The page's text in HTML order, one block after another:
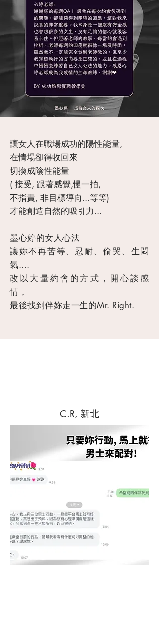
讓女人在職場成功的陽性能量,
在情場卻得收回來
切換成陰性能量
( 接受, 跟著感覺,慢一拍,
不指責, 非目標導向...等等)
才能創造自然的吸引力...
墨心婷的女人心法
讓妳不再苦等、忍耐、偷哭、生悶
氣....
改以大量約會的方式，開心談感
情，
最後找到伴妳走一生的Mr. Right.
C.R, 新北